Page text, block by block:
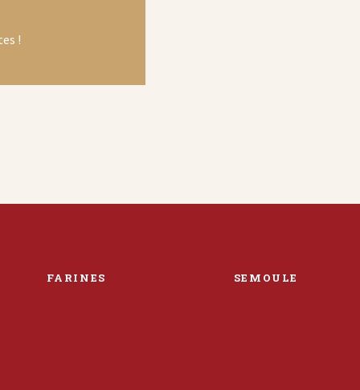
!
FARINES SEMOULE